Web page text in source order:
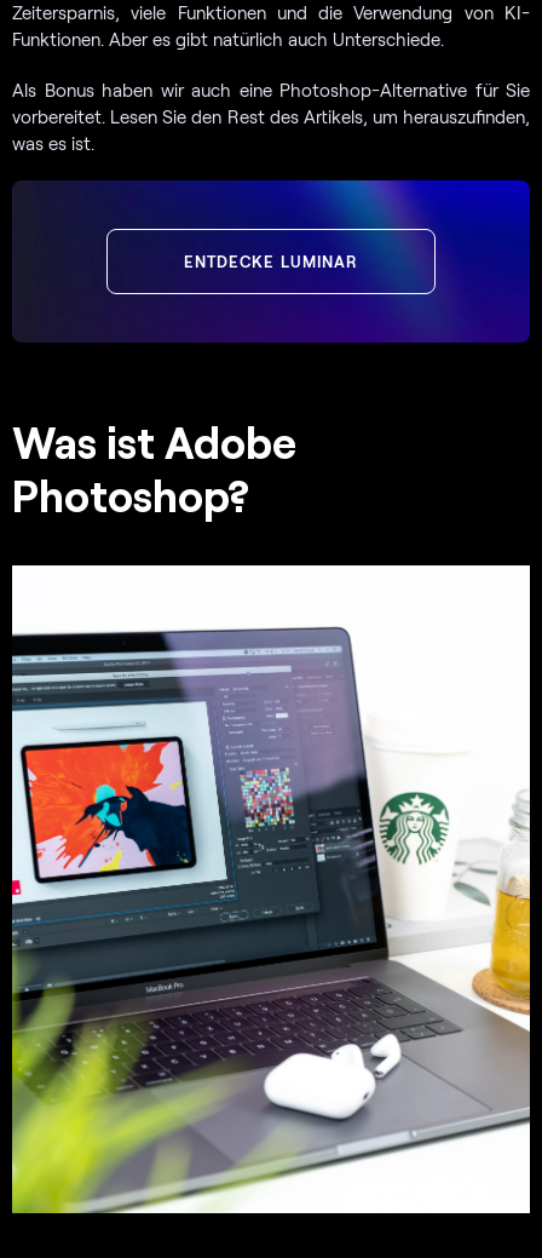
Zeitersparnis, viele Funktionen und die Verwendung von KI-
Funktionen. Aber es gibt natürlich auch Unterschiede.
Als Bonus haben wir auch eine Photoshop-Alternative für Sie
vorbereitet. Lesen Sie den Rest des Artikels, um herauszufinden,
was es ist.
ENTDECKE LUMINAR
Was ist Adobe
Photoshop?